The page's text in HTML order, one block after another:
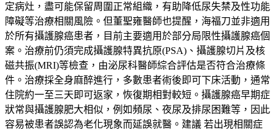
定病灶，盡可能保留周圍正常組織，有助降低尿失禁及性功能
障礙等治療相關風險。但董聖雍醫師也提醒，海福刀並非適用
於所有攝護腺癌患者，目前主要適用於部分局限性攝護腺癌個
案。治療前仍須完成攝護腺特異抗原(PSA)、攝護腺切片及核
磁共振(MRI)等檢查，由泌尿科醫師綜合評估是否符合治療條
件。治療採全身麻醉進行，多數患者術後即可下床活動，通常
住院約一至三天即可返家，恢復期相對較短。攝護腺癌早期症
狀常與攝護腺肥大相似，例如頻尿、夜尿及排尿困難等，因此
容易被患者誤認為老化現象而延誤就醫。建議 若出現相關症